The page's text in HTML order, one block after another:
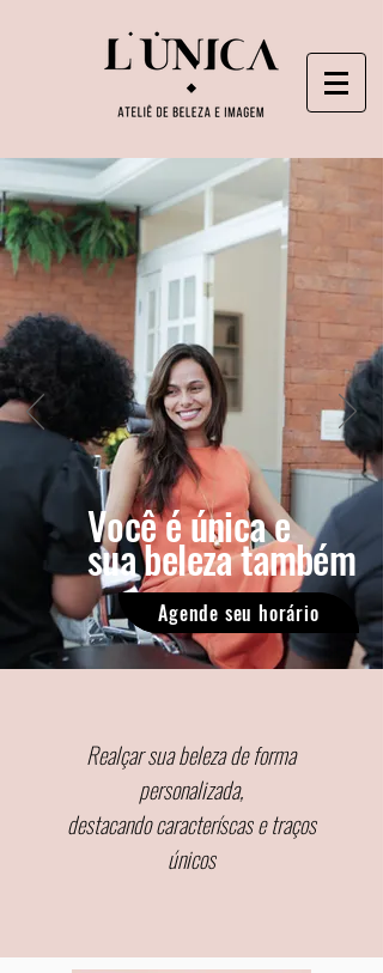
Você é única e
sua beleza também
Agende seu horário
Realçar sua beleza de forma
personalizada,
destacando caracteríscas e traços
únicos